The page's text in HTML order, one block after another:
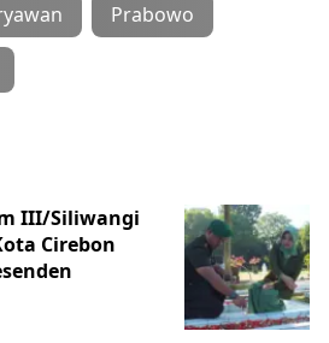
Prabowo
III/Siliwangi
Cirebon